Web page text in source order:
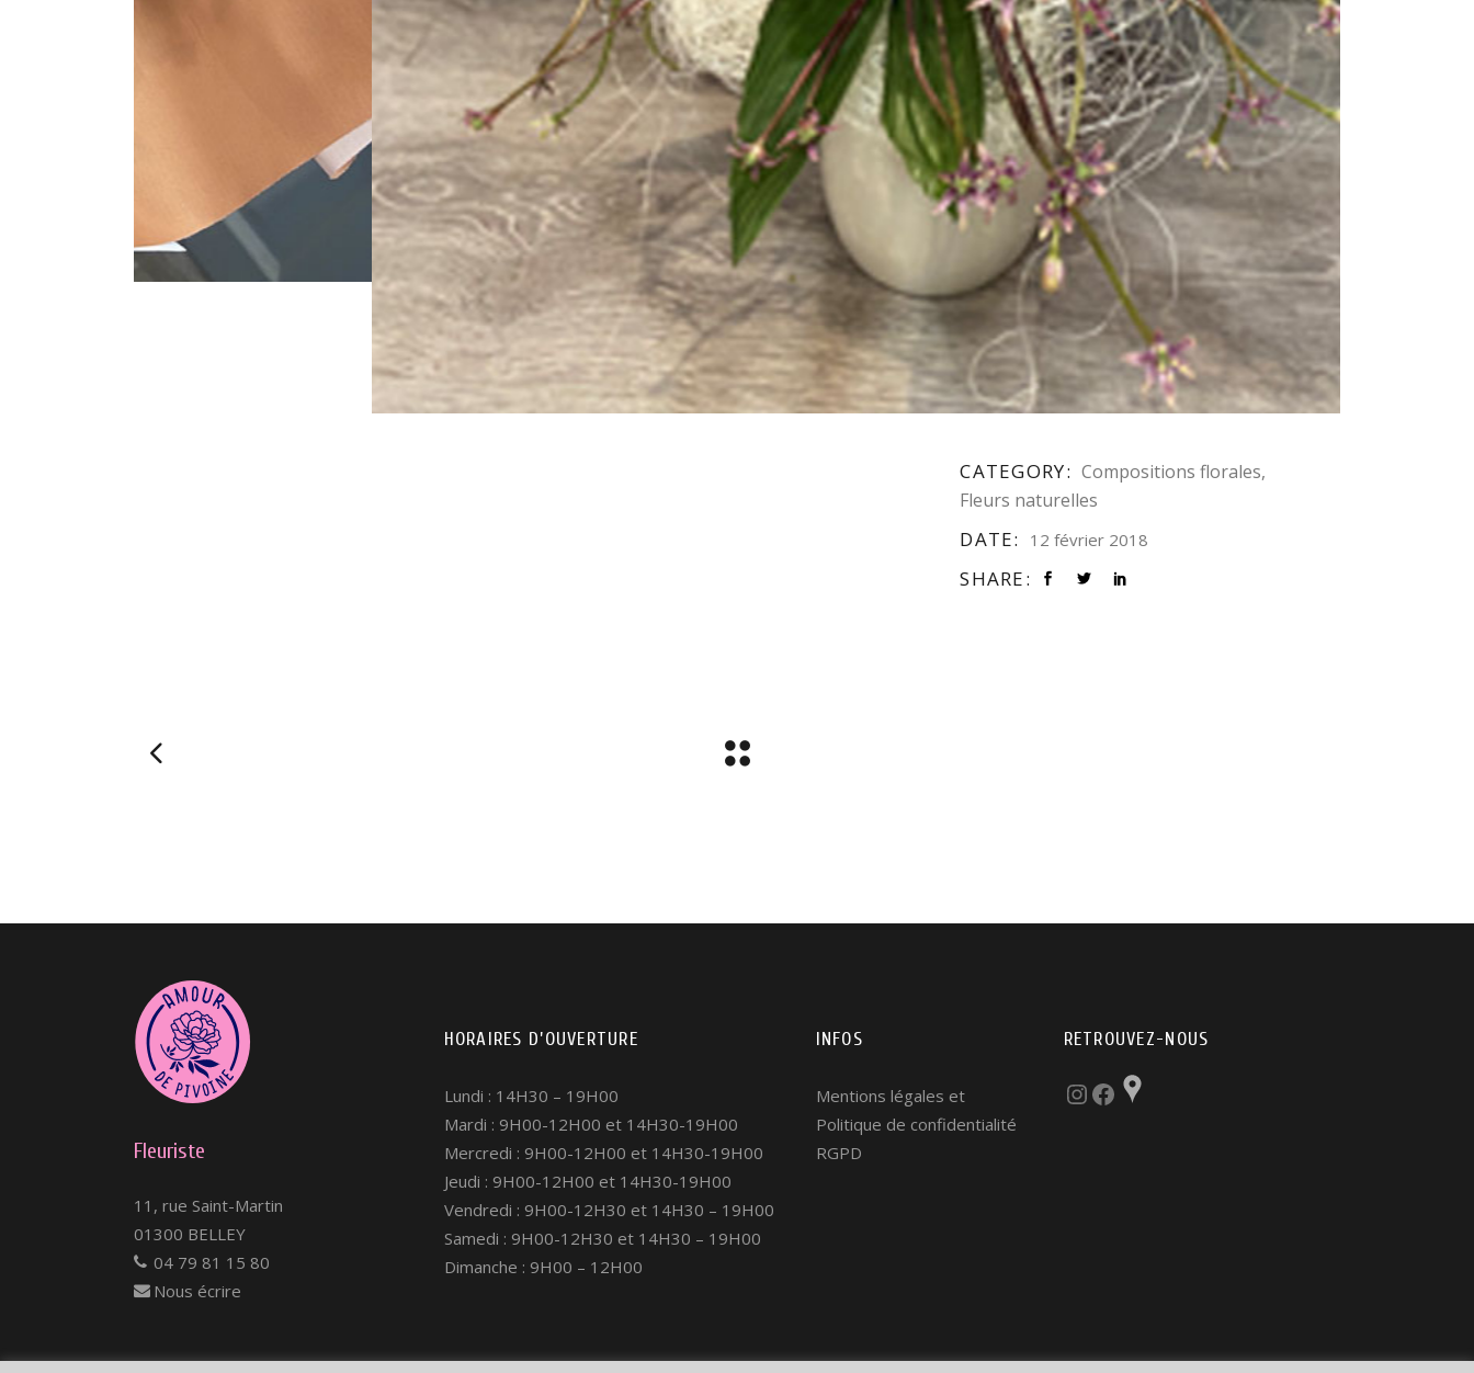
CATEGORY: Compositions florales
Fleurs naturelles
DATE: 12 février 2018
SHARE:
Fleuriste
11, rue Saint-Martin
01300 BELLEY
04 79 81 15 80
Nous écrire
HORAIRES D’OUVERTURE
Lundi : 14H30 – 19H00
Mardi : 9H00-12H00 et 14H30-19H00
Mercredi : 9H00-12H00 et 14H30-19H00
Jeudi : 9H00-12H00 et 14H30-19H00
Vendredi : 9H00-12H30 et 14H30 – 19H00
Samedi : 9H00-12H30 et 14H30 – 19H00
Dimanche : 9H00 – 12H00
INFOS
Mentions légales et
Politique de confidentialité
RGPD
RETROUVEZ-NOUS
Instagram
Facebook
Pocket